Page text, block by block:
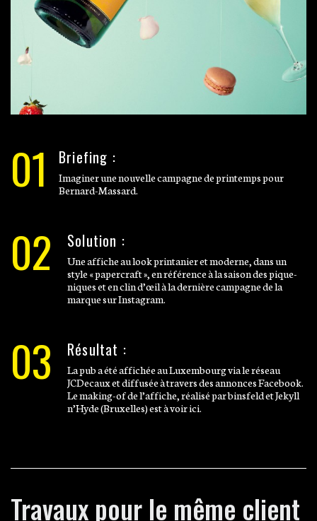
01 Briefing :
Imaginer une nouvelle campagne de printemps pour
Bernard-Massard.
02 Solution :
Une affiche au look printanier et moderne, dans un
style « papercraft », en référence à la saison des pique-
niques et en clin d’œil à la dernière campagne de la
marque sur Instagram.
03 Résultat :
La pub a été affichée au Luxembourg via le réseau
JCDecaux et diffusée à travers des annonces Facebook.
Le making-of de l’affiche, réalisé par binsfeld et Jekyll
n’Hyde (Bruxelles) est à voir ici.
Travaux pour le même client